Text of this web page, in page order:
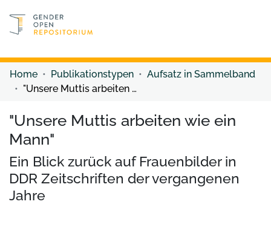
Discover content
Home Publikationstypen
Aufsatz in Sammelband
"Unsere Muttis arbeiten wie ein Mann"
"Unsere Muttis arbeiten wie ein
Mann"
Ein Blick zurück auf Frauenbilder in
DDR Zeitschriften der vergangenen
Jahre